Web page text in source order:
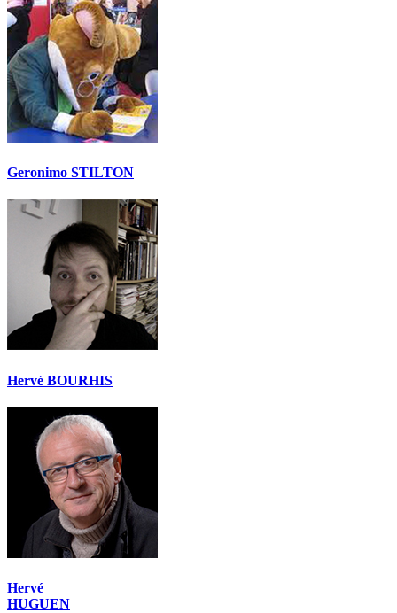
Geronimo STILTON
Hervé BOURHIS
Hervé
HUGUEN